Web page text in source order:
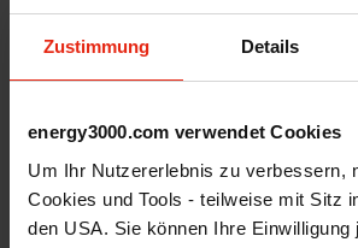
Zustimmung Details
energy3000.com verwendet Cookies
Um Ihr Nutzererlebnis zu verbessern,
Cookies und Tools - teilweise mit Sitz
den USA. Sie können Ihre Einwilligung
References
Technical support
Career
Shop
Login